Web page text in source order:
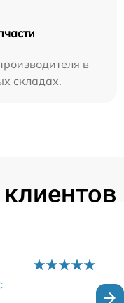
в
складах.